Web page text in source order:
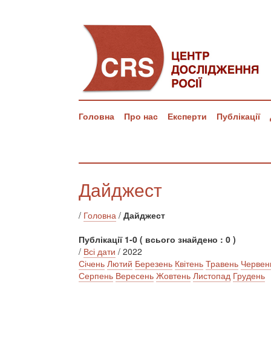
Головна Про нас Експерти Публікації
Дайджест
/ Головна / Дайджест
Публікації 1-0 ( всього знайдено : 0 )
/ Всі дати / 2022
Січень Лютий Березень Квітень Травень
Серпень Вересень Жовтень Листопад Грудень